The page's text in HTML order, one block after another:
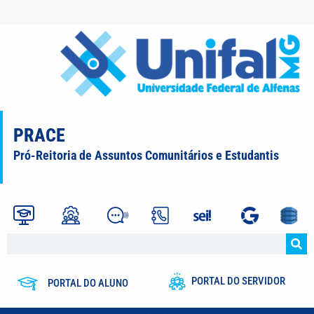
PRACE
Pró-Reitoria de Assuntos Comunitários e Estudantis
PORTAL DO ALUNO PORTAL DO SERVIDOR